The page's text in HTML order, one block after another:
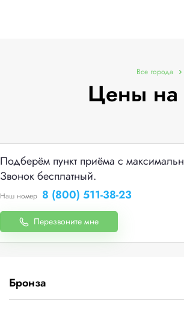
Все города
Цены на
Подберём пункт приёма с
Звонок бесплатный.
Наш номер 8 (800) 511-38-23
Перезвоните мне
Бронза